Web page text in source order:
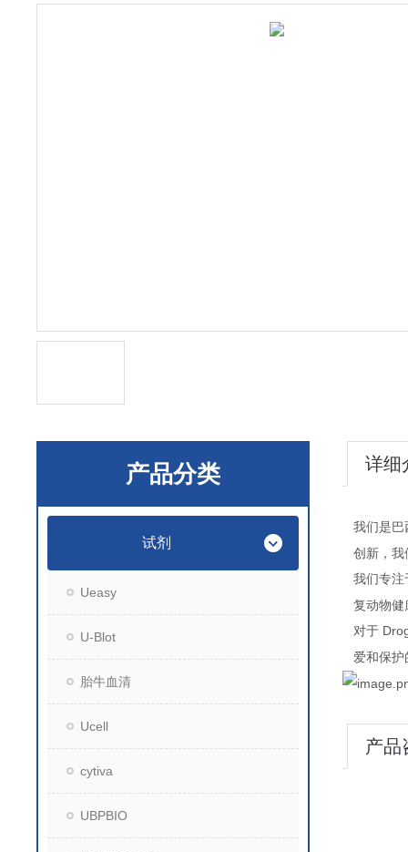
产品分类
试剂
Ueasy
U-Blot
胎牛血清
Ucell
cytiva
UBPBIO
详细
我们是
创新，我
我们专注
复动物
对于
爱和保护
产品